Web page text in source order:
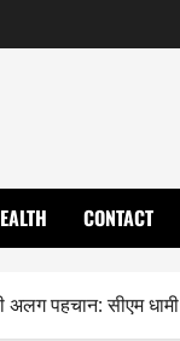
CONTACT
अलग पहचान: सीएम धामी